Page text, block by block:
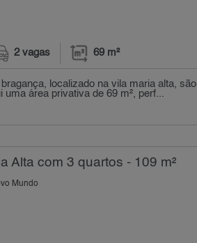
2 vagas 69 m²
localizado na vila maria alta, são
área privativa de 69 m², perf...
Alta com 3 quartos - 109 m²
Mundo